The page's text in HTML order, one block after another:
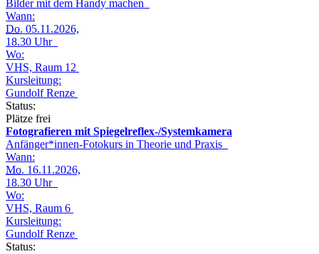
Bilder mit dem Handy machen
Wann:
Do. 05.11.2026,
18.30 Uhr
Wo:
VHS, Raum 12
Kursleitung:
Gundolf Renze
Status:
Plätze frei
Fotografieren mit Spiegelreflex-/Systemkamera
Anfänger*innen-Fotokurs in Theorie und Praxis
Wann:
Mo. 16.11.2026,
18.30 Uhr
Wo:
VHS, Raum 6
Kursleitung:
Gundolf Renze
Status: